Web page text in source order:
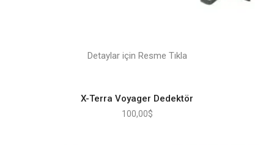
Detaylar için Resme Tıkla
X-Terra Voyager Dedektör
100,00$